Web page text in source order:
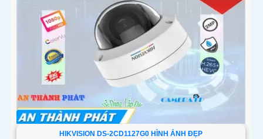
HIKVISION DS-2CD1127G0 HÌNH ẢNH ĐẸP